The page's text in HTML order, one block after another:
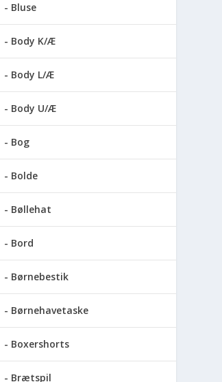
Bluse
Body K/Æ
Body L/Æ
Body U/Æ
Bog
Bolde
Bøllehat
Bord
Børnebestik
Børnehavetaske
Boxershorts
Brætspil